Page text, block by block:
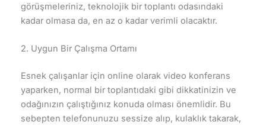
görüşmeleriniz, teknolojik bir toplantı odasındaki
kadar olmasa da, en az o kadar verimli olacaktır.
2. Uygun Bir Çalışma Ortamı
Esnek çalışanlar için online olarak video konferans
yaparken, normal bir toplantıdaki gibi dikkatinizin ve
odağınızın çalıştığınız konuda olması önemlidir. Bu
sebepten telefonunuzu sessize alıp, kulaklık takarak,